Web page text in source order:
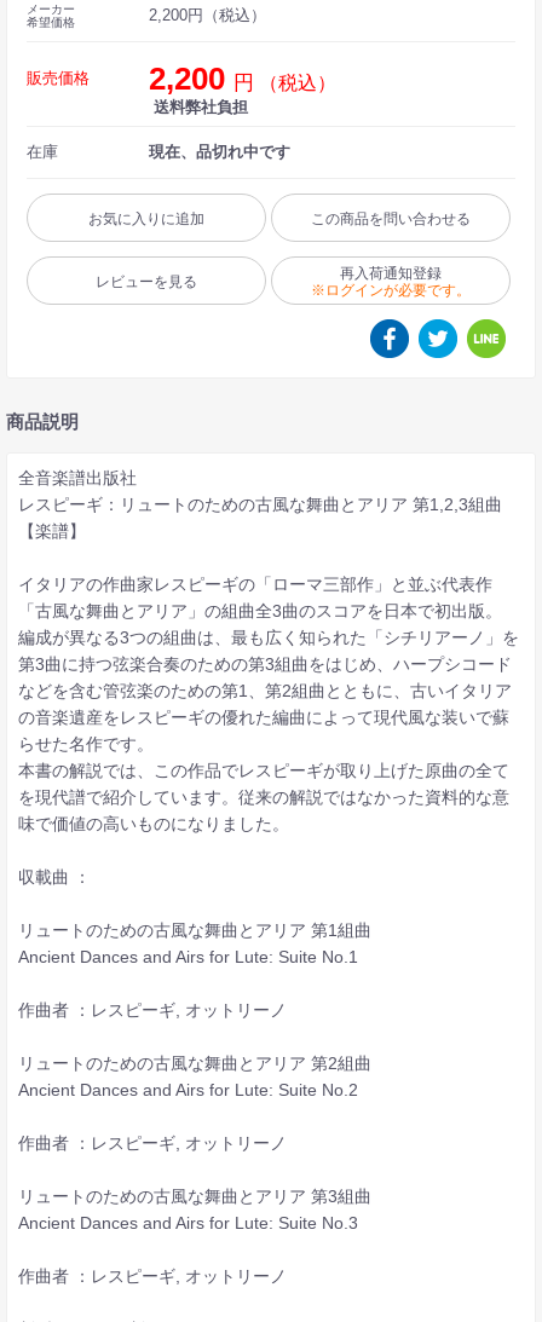
メーカー
希望価格
2,200円（税込）
販売価格 2,200 円 （税込）
送料弊社負担
在庫 現在、品切れ中です
お気に入りに追加 この商品を問い合わせる
レビューを見る
再入荷通知登録
※ログインが必要です。
商品説明
全音楽譜出版社
レスピーギ：リュートのための古風な舞曲とアリア 第1,2,3組曲
【楽譜】
イタリアの作曲家レスピーギの「ローマ三部作」と並ぶ代表作
「古風な舞曲とアリア」の組曲全3曲のスコアを日本で初出版。
編成が異なる3つの組曲は、最も広く知られた「シチリアーノ」を
第3曲に持つ弦楽合奏のための第3組曲をはじめ、ハープシコード
などを含む管弦楽のための第1、第2組曲とともに、古いイタリア
の音楽遺産をレスピーギの優れた編曲によって現代風な装いで蘇
らせた名作です。
本書の解説では、この作品でレスピーギが取り上げた原曲の全て
を現代譜で紹介しています。従来の解説ではなかった資料的な意
味で価値の高いものになりました。
収載曲 ：
リュートのための古風な舞曲とアリア 第1組曲
Ancient Dances and Airs for Lute: Suite No.1
作曲者 ：レスピーギ, オットリーノ
リュートのための古風な舞曲とアリア 第2組曲
Ancient Dances and Airs for Lute: Suite No.2
作曲者 ：レスピーギ, オットリーノ
リュートのための古風な舞曲とアリア 第3組曲
Ancient Dances and Airs for Lute: Suite No.3
作曲者 ：レスピーギ, オットリーノ